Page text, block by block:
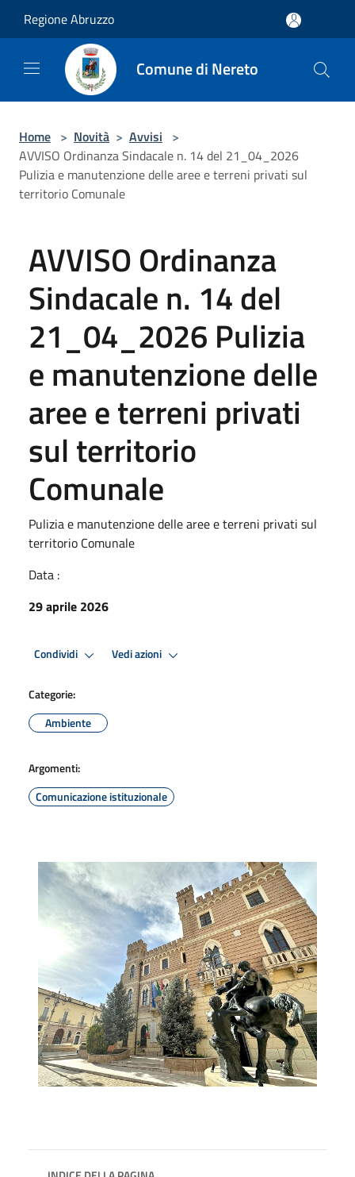
Regione Abruzzo
Comune di Nereto
Home > Novità > Avvisi >
AVVISO Ordinanza Sindacale n. 14 del 21_04_2026
Pulizia e manutenzione delle aree e terreni privati sul
territorio Comunale
AVVISO Ordinanza
Sindacale n. 14 del
21_04_2026 Pulizia
e manutenzione delle
aree e terreni privati
sul territorio
Comunale
Pulizia e manutenzione delle aree e terreni privati sul
territorio Comunale
Data :
29 aprile 2026
Condividi Vedi azioni
Categorie:
Ambiente
Argomenti:
Comunicazione istituzionale